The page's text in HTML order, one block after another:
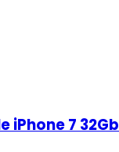
iPhone 7